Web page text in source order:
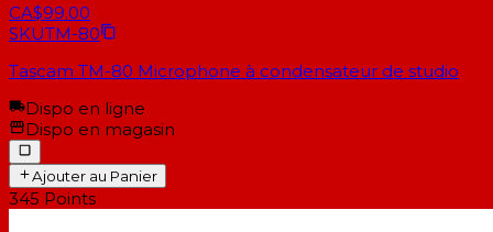
CA$99.00
SKUTM-80
Tascam TM-80 Microphone à condensateur de studio
Dispo en ligne
Dispo en magasin
Ajouter au Panier
345 Points